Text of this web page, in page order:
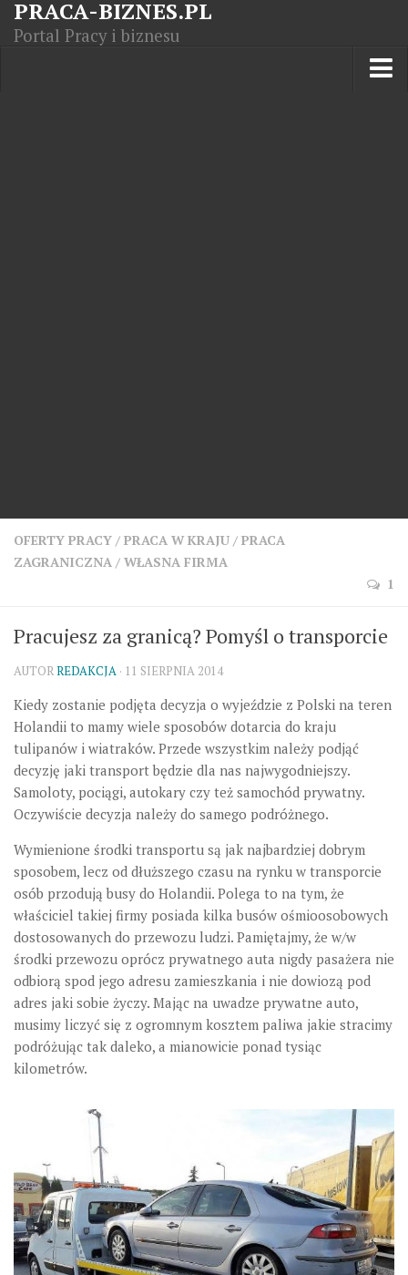
PRACA-BIZNES.PL
Portal Pracy i biznesu
OFERTY PRACY / PRACA W KRAJU / PRACA
ZAGRANICZNA / WŁASNA FIRMA
1
Pracujesz za granicą? Pomyśl o transporcie
AUTORREDAKCJA · 11 SIERPNIA 2014
Kiedy zostanie podjęta decyzja o wyjeździe z Polski na teren
Holandii to mamy wiele sposobów dotarcia do kraju
tulipanów i wiatraków. Przede wszystkim należy podjąć
decyzję jaki transport będzie dla nas najwygodniejszy.
Samoloty, pociągi, autokary czy też samochód prywatny.
Oczywiście decyzja należy do samego podróżnego.
Wymienione środki transportu są jak najbardziej dobrym
sposobem, lecz od dłuższego czasu na rynku w transporcie
osób przodują busy do Holandii. Polega to na tym, że
właściciel takiej firmy posiada kilka busów ośmioosobowych
dostosowanych do przewozu ludzi. Pamiętajmy, że w/w
środki przewozu oprócz prywatnego auta nigdy pasażera nie
odbiorą spod jego adresu zamieszkania i nie dowiozą pod
adres jaki sobie życzy. Mając na uwadze prywatne auto,
musimy liczyć się z ogromnym kosztem paliwa jakie stracimy
podróżując tak daleko, a mianowicie ponad tysiąc
kilometrów.